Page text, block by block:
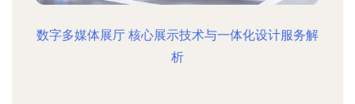
数字多媒体展厅 核心展示技术与一体化设计服务解
析